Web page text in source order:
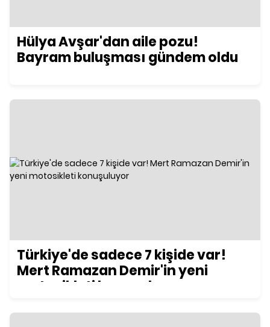
Hülya Avşar'dan aile pozu!
Bayram buluşması gündem oldu
Türkiye'de sadece 7 kişide var!
Mert Ramazan Demir'in yeni
motosikleti konuşuluyor